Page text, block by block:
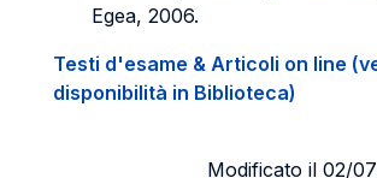
Egea, 2006.
Testi d'esame & Articoli on line
disponibilità in Biblioteca)
Modificato il 02/